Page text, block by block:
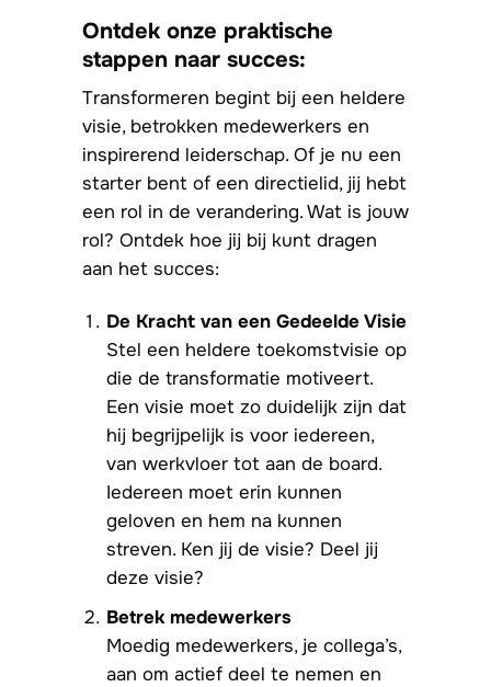
Ontdek onze praktische
stappen naar succes:
Transformeren begint bij een heldere
visie, betrokken medewerkers en
inspirerend leiderschap. Of je nu een
starter bent of een directielid, jij hebt
een rol in de verandering. Wat is jouw
rol? Ontdek hoe jij bij kunt dragen
aan het succes:
De Kracht van een Gedeelde Visie
Stel een heldere toekomstvisie op
die de transformatie motiveert.
Een visie moet zo duidelijk zijn dat
hij begrijpelijk is voor iedereen,
van werkvloer tot aan de board.
Iedereen moet erin kunnen
geloven en hem na kunnen
streven. Ken jij de visie? Deel jij
deze visie?
Betrek medewerkers
Moedig medewerkers, je collega’s,
aan om actief deel te nemen en